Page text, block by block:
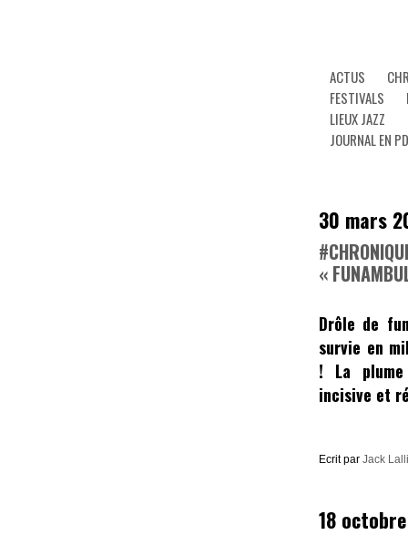
ACTUS
FESTIVALS
LIEUX JAZZ
JOURNAL EN
30 mars
«
Drôle de
survie en
! La
incisive et
Ecrit par Jack Lalli
18